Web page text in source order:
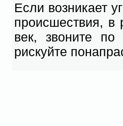
Ес­ли воз­ни­ка­ет
про­ис­ше­ствия, в
век, зво­ни­те
рискуй­те